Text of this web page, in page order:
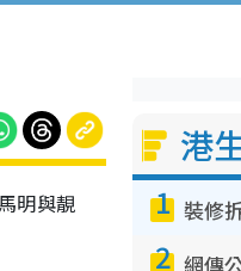
明與靚
港
1
2